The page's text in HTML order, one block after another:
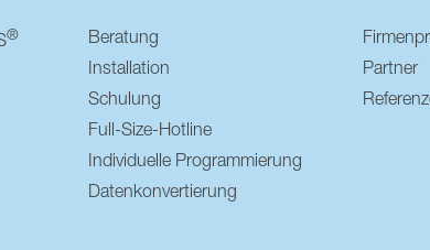
®
Beratung
Installation
Schulung
Full-Size-Hotline
Individuelle Programmierung
Datenkonvertierung
Partner